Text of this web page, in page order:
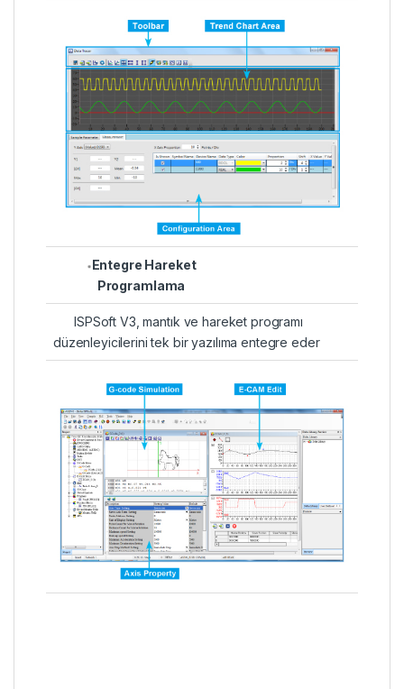
Entegre Hareket
Programlama
ISPSoft V3, mantık ve hareket programı
düzenleyicilerini tek bir yazılıma entegre eder